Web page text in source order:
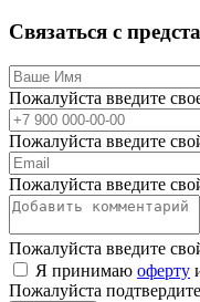
Связаться с
Пожалуйста введите
Пожалуйста введите
Пожалуйста введите
Пожалуйста введите
Я принимаю оферту
Пожалуйста